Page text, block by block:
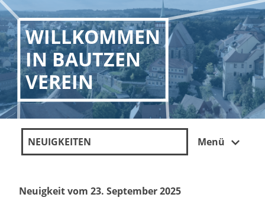
WILLKOMMEN
IN BAUTZEN
VEREIN
NEUIGKEITEN Menü
Neuigkeit vom 23. September 2025